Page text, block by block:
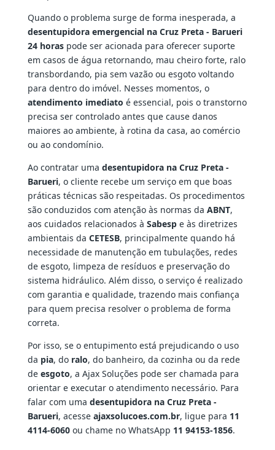
Quando o problema surge de forma inesperada, a
desentupidora emergencial na Cruz Preta - Barueri
24 horaspode ser acionada para oferecer suporte
em casos de água retornando, mau cheiro forte, ralo
transbordando, pia sem vazão ou esgoto voltando
para dentro do imóvel. Nesses momentos, o
atendimento imediato é essencial, pois o transtorno
precisa ser controlado antes que cause danos
maiores ao ambiente, à rotina da casa, ao comércio
ou ao condomínio.
Ao contratar uma desentupidora na Cruz Preta -
Barueri, o cliente recebe um serviço em que boas
práticas técnicas são respeitadas. Os procedimentos
são conduzidos com atenção às normas da ABNT,
aos cuidados relacionados à Sabespe às diretrizes
ambientais da CETESB, principalmente quando há
necessidade de manutenção em tubulações, redes
de esgoto, limpeza de resíduos e preservação do
sistema hidráulico. Além disso, o serviço é realizado
com garantia e qualidade, trazendo mais confiança
para quem precisa resolver o problema de forma
correta.
Por isso, se o entupimento está prejudicando o uso
da pia, do ralo, do banheiro, da cozinha ou da rede
de esgoto, a Ajax Soluções pode ser chamada para
orientar e executar o atendimento necessário. Para
falar com uma desentupidora na Cruz Preta -
Barueri, acesse ajaxsolucoes.com.br, ligue para 11
4114-6060ou chame no WhatsApp 11 94153-1856.